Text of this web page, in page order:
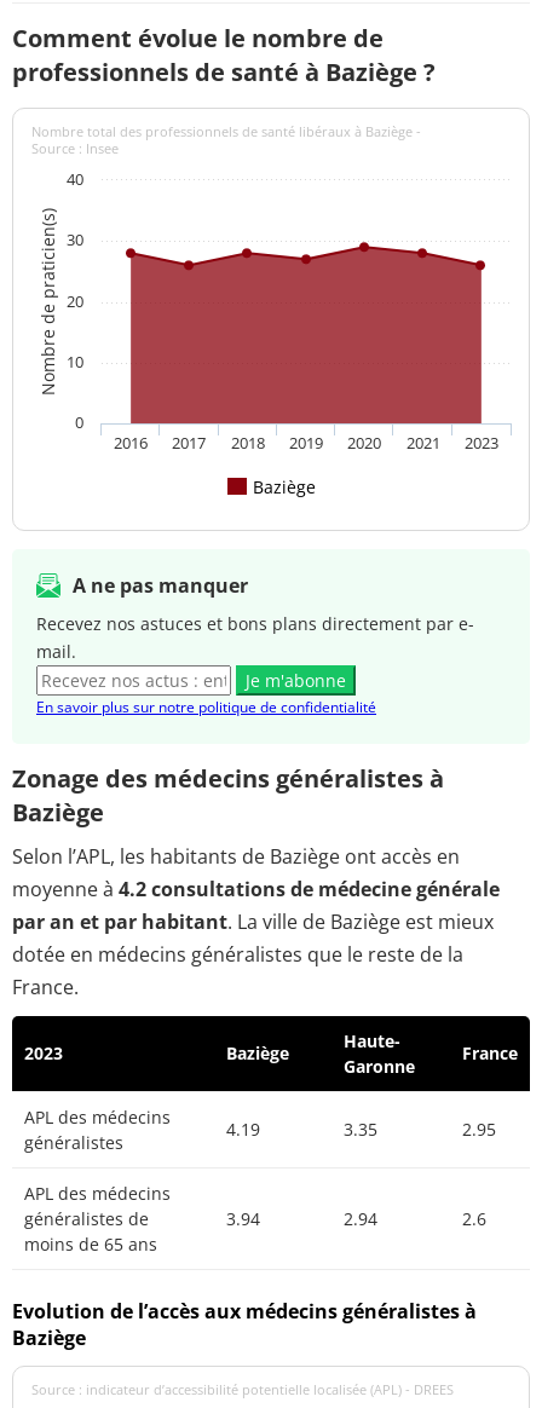
Comment évolue le nombre de
professionnels de santé à Baziège ?
Nombre de praticien(s)
Nombre total des professionnels de santé libéraux à Baziège -
Source : Insee
Baziège
2016 2017 2018 2019 2020 2021 2023
0
10
20
30
40
A ne pas manquer
Recevez nos astuces et bons plans directement par e-
mail.
Je m'abonne
En savoir plus sur notre politique de confidentialité
Zonage des médecins généralistes à
Baziège
Selon l’APL, les habitants de Baziège ont accès en
moyenne à 4.2 consultations de médecine générale
par an et par habitant. La ville de Baziège est mieux
dotée en médecins généralistes que le reste de la
France.
2023 Baziège
Haute-
Garonne
France
APL des médecins
généralistes
4.19 3.35 2.95
APL des médecins
généralistes de
moins de 65 ans
3.94 2.94 2.6
Evolution de l’accès aux médecins généralistes à
Baziège
Source : indicateur d’accessibilité potentielle localisée (APL) - DREES